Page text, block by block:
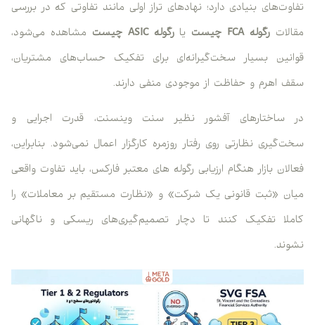
تفاوت‌های بنیادی دارد؛ نهادهای تراز اولی مانند تفاوتی که در بررسی
مقالات رگوله FCA چیست یارگوله ASIC چیست
مشاهده می‌شود،
قوانین بسیار سخت‌گیرانه‌ای برای تفکیک حساب‌های مشتریان،
سقف اهرم و حفاظت از موجودی منفی دارند.
در ساختارهای آفشور نظیر سنت وینسنت، قدرت اجرایی و
سخت‌گیری نظارتی روی رفتار روزمره کارگزار اعمال نمی‌شود. بنابراین،
فعالان بازار هنگام ارزیابی رگوله های معتبر فارکس، باید تفاوت واقعی
میان «ثبت قانونی یک شرکت» و «نظارت مستقیم بر معاملات» را
کاملا تفکیک کنند تا دچار تصمیم‌گیری‌های ریسکی و ناگهانی
نشوند.